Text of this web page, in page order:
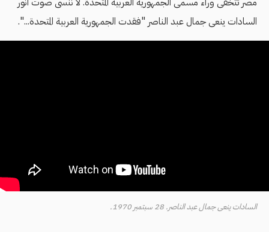
السادات ينعى جمال عبد الناصر "فقدت الجمهورية العربية المتحدة...".
السادات ينعى جمال عبد الناصر. 28 سبتمبر 1970.